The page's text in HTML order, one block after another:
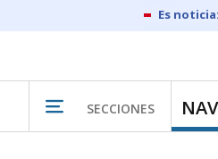
SECCIONES